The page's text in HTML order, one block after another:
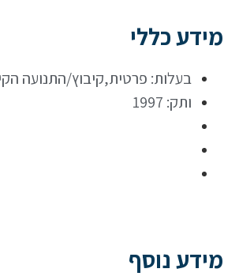
מידע כללי
בעלות: פרטית,קיבוץ/התנועה
ותק: 1997
מידע נוסף